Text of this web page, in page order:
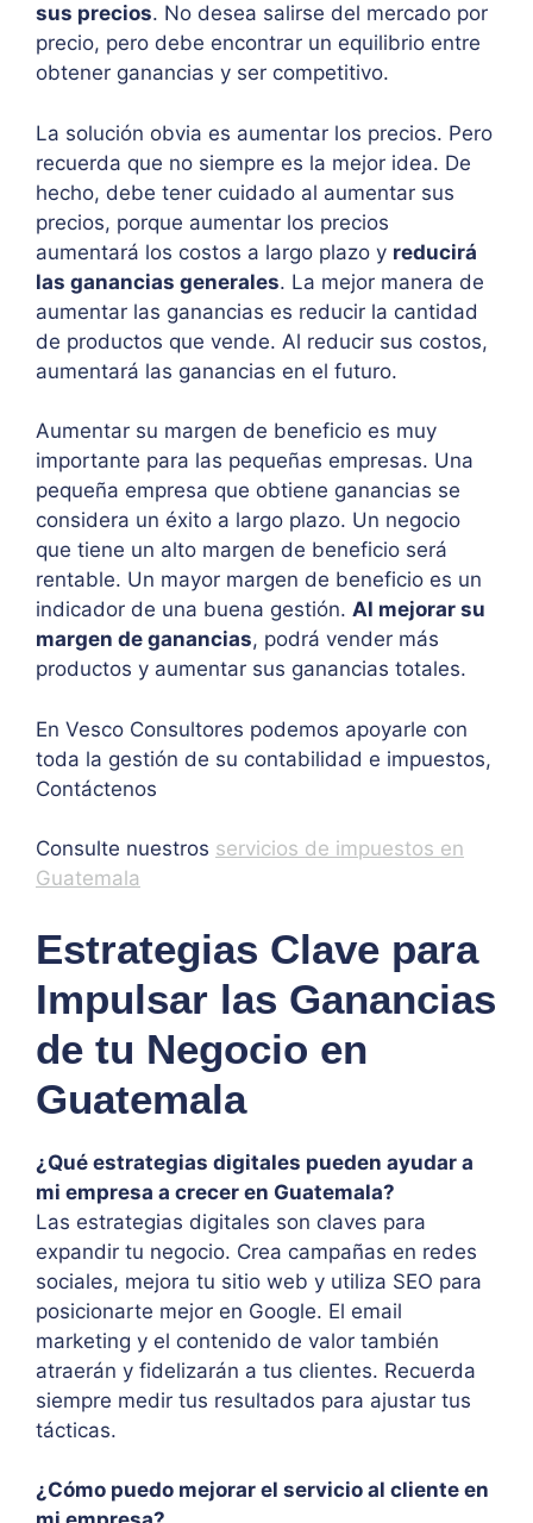
sus precios. No desea salirse del mercado por
precio, pero debe encontrar un equilibrio entre
obtener ganancias y ser competitivo.
La solución obvia es aumentar los precios. Pero
recuerda que no siempre es la mejor idea. De
hecho, debe tener cuidado al aumentar sus
precios, porque aumentar los precios
aumentará los costos a largo plazo y reducirá
las ganancias generales. La mejor manera de
aumentar las ganancias es reducir la cantidad
de productos que vende. Al reducir sus costos,
aumentará las ganancias en el futuro.
Aumentar su margen de beneficio es muy
importante para las pequeñas empresas. Una
pequeña empresa que obtiene ganancias se
considera un éxito a largo plazo. Un negocio
que tiene un alto margen de beneficio será
rentable. Un mayor margen de beneficio es un
indicador de una buena gestión. Al mejorar su
margen de ganancias, podrá vender más
productos y aumentar sus ganancias totales.
En Vesco Consultores podemos apoyarle con
toda la gestión de su contabilidad e impuestos,
Contáctenos
Consulte nuestros servicios de impuestos en
Guatemala
Estrategias Clave para
Impulsar las Ganancias
de tu Negocio en
Guatemala
¿Qué estrategias digitales pueden ayudar a
mi empresa a crecer en Guatemala?
Las estrategias digitales son claves para
expandir tu negocio. Crea campañas en redes
sociales, mejora tu sitio web y utiliza SEO para
posicionarte mejor en Google. El email
marketing y el contenido de valor también
atraerán y fidelizarán a tus clientes. Recuerda
siempre medir tus resultados para ajustar tus
tácticas.
¿Cómo puedo mejorar el servicio al cliente en